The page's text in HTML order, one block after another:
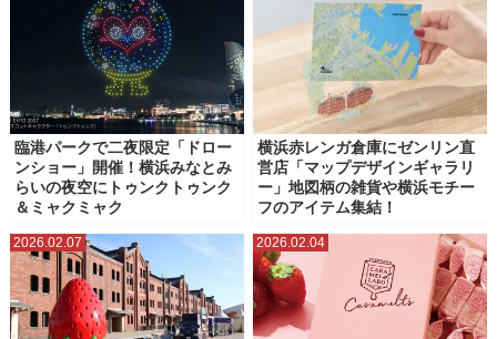
臨港パークで二夜限定「ドロー
ンショー」開催！横浜みなとみ
らいの夜空にトゥンクトゥンク
＆ミャクミャク
横浜赤レンガ倉庫にゼンリン直
営店「マップデザインギャラリ
ー」地図柄の雑貨や横浜モチー
フのアイテム集結！
2026.02.07 2026.02.04